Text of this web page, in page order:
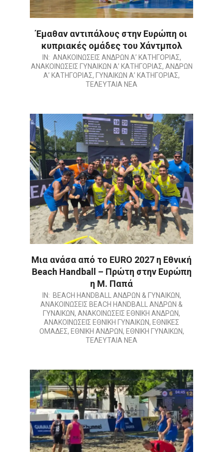
Έμαθαν αντιπάλους στην Ευρώπη οι
κυπριακές ομάδες του Χάντμπολ
2026-
07-
IN: ΑΝΑΚΟΙΝΩΣΕΙΣ ΑΝΔΡΩΝ Α’ ΚΑΤΗΓΟΡΙΑΣ,
ΑΝΑΚΟΙΝΩΣΕΙΣ ΓΥΝΑΙΚΩΝ Α’ ΚΑΤΗΓΟΡΙΑΣ, ΑΝΔΡΩΝ
Α’ ΚΑΤΗΓΟΡΙΑΣ, ΓΥΝΑΙΚΩΝ Α’ ΚΑΤΗΓΟΡΙΑΣ,
ΤΕΛΕΥΤΑΙΑ ΝΕΑ
Μια ανάσα από το EURO 2027 η Εθνική
Beach Handball – Πρώτη στην Ευρώπη
η Μ. Παπά
2026-IN: BEACH HANDBALL ΑΝΔΡΩΝ & ΓΥΝΑΙΚΩΝ,
ΑΝΑΚΟΙΝΩΣΕΙΣ BEACH HANDBALL ΑΝΔΡΩΝ &
ΓΥΝΑΙΚΩΝ, ΑΝΑΚΟΙΝΩΣΕΙΣ ΕΘΝΙΚΗ ΑΝΔΡΩΝ,
ΑΝΑΚΟΙΝΩΣΕΙΣ ΕΘΝΙΚΗ ΓΥΝΑΙΚΩΝ, ΕΘΝΙΚΕΣ
ΟΜΑΔΕΣ, ΕΘΝΙΚΗ ΑΝΔΡΩΝ, ΕΘΝΙΚΗ ΓΥΝΑΙΚΩΝ,
ΤΕΛΕΥΤΑΙΑ ΝΕΑ